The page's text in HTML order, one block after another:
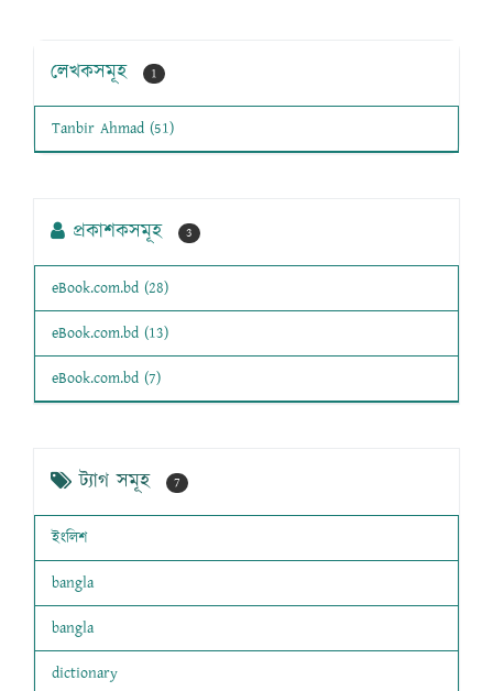
লেখকসমূহ 1
Tanbir Ahmad (51)
প্রকাশকসমূহ 3
eBook.com.bd (28)
eBook.com.bd (13)
eBook.com.bd (7)
ট্যাগ সমূহ 7
ইংলিশ
bangla
bangla
dictionary